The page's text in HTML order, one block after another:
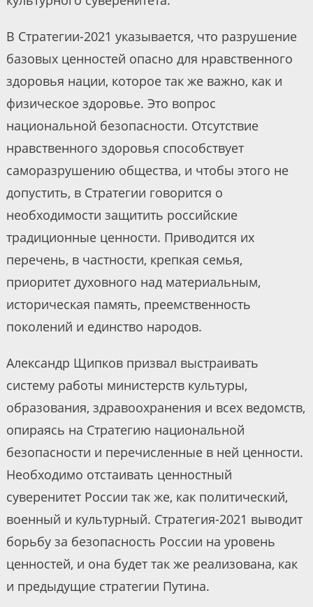
В Стратегии-2021 указывается, что разрушение
базовых ценностей опасно для нравственного
здоровья нации, которое так же важно, как и
физическое здоровье. Это вопрос
национальной безопасности. Отсутствие
нравственного здоровья способствует
саморазрушению общества, и чтобы этого не
допустить, в Стратегии говорится о
необходимости защитить российские
традиционные ценности. Приводится их
перечень, в частности, крепкая семья,
приоритет духовного над материальным,
историческая память, преемственность
поколений и единство народов.
Александр Щипков призвал выстраивать
систему работы министерств культуры,
образования, здравоохранения и всех ведомств,
опираясь на Стратегию национальной
безопасности и перечисленные в ней ценности.
Необходимо отстаивать ценностный
суверенитет России так же, как политический,
военный и культурный. Стратегия-2021 выводит
борьбу за безопасность России на уровень
ценностей, и она будет так же реализована, как
и предыдущие стратегии Путина.